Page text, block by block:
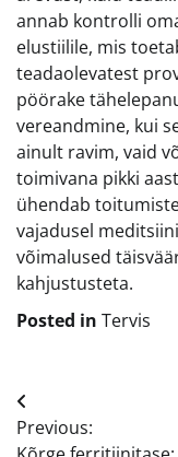
annab kontrolli
elustiilile, mis
teadaolevatest
pöörake
vereandmine, kui
ainult ravim, vaid
toimivana pikki
ühendab
vajadusel
võimalused
kahjustusteta.
Posted in Tervis
Previous: